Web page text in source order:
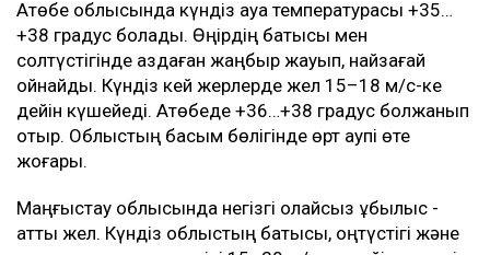
Атырау облысында күндіз +36…+39 градус болады.
Батыста, солтүстікте және шығыста аздаған
жаңбыр, найзағай, бұршақ және дауылды жел болуы
мүмкін. Кей жерлерде жел екпіні 15–20 м/с-ке
жетеді. Атырау қаласында +37…+39 градус күтіледі.
Өрт қаупі өте жоғары.
Батыста да аптап басылмайды